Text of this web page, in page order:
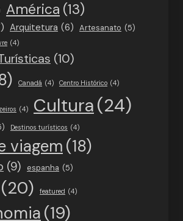
América (13)
Arquitetura (6) Artesanato (5)
(4)
(10)
Canadá (4) Centro Histórico (4)
(4) Cultura(24)
Destinos turísticos (4)
viagem (18)
(9) espanha (5)
(20) featured (4)
(19)